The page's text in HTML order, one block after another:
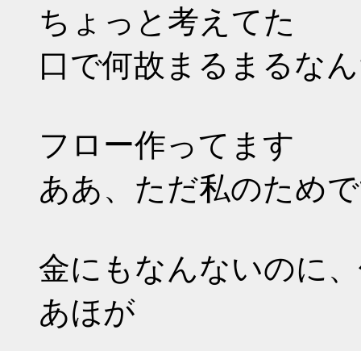
ちょっと考えてた
口で何故まるまるな
フロー作ってます
ああ、ただ私のため
金にもなんないのに
あほが